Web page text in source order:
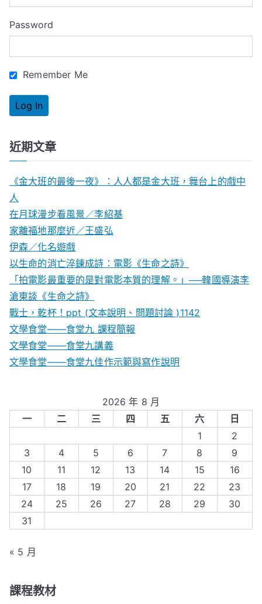
r
Password
Remember Me
近期文章
《金大班的最後一夜》：人人都是金大班，舞台上的戲中
人
在月球漫步看風景／李紹基
家離福地那麼近／王盛弘
伊森／化名遊戲
以生命的消亡淬鍊成詩：電影《生命之詩》
「拍電影最重要的是對電影本質的理解。」──韓國導演李
滄東談《生命之詩》
戰士，乾杯！ppt (文本說明、問題討論 )1142
文學食堂——食堂九 課程簡報
文學食堂――食堂九講義
文學食堂——食堂九佳作示範與寫作說明
2026 年 8 月
一
二 三 四 五 六
日
1
2
3
4 5 6 7 8
9
10
11 12 13 14 15
16
17
18 19 20 21 22
23
24
25 26 27 28 29
30
31
« 5 月
課程教材